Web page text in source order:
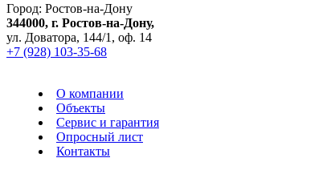
Город: Ростов-на-Дону
344000, г. Ростов-на-Дону,
ул. Доватора, 144/1, оф. 14
+7 (928) 103-35-68
О компании
Объекты
Сервис и гарантия
Опросный лист
Контакты